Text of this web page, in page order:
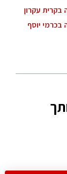
בקרית עקרון
בכרמי יוסף